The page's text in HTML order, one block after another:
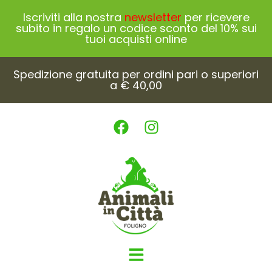
Iscriviti alla nostra newsletter per ricevere
subito in regalo un codice sconto del 10% sui
tuoi acquisti online
Spedizione gratuita per ordini pari o superiori
a € 40,00